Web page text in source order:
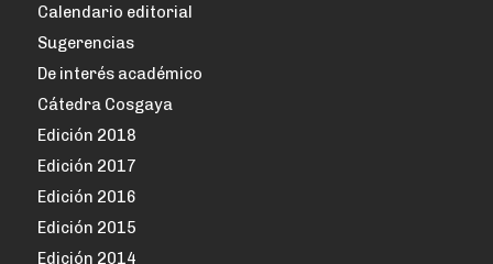
Calendario editorial
Sugerencias
De interés académico
Cátedra Cosgaya
Edición 2018
Edición 2017
Edición 2016
Edición 2015
Edición 2014